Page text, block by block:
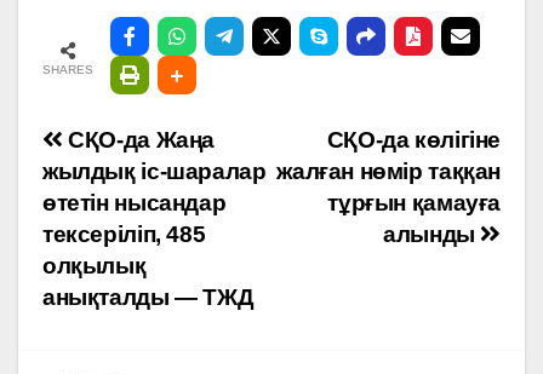
SHARES
Навигация
по
записям
СҚО-да көлігіне
жалған нөмір таққан
тұрғын қамауға
алынды
СҚО-да Жаңа
жылдық іс-шаралар
өтетін нысандар
тексеріліп, 485
олқылық
анықталды — ТЖД